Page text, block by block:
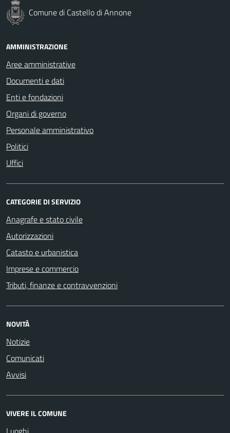
Comune di Castello di Annone
AMMINISTRAZIONE
Aree amministrative
Documenti e dati
Enti e fondazioni
Organi di governo
Personale amministrativo
Politici
Uffici
CATEGORIE DI SERVIZIO
Anagrafe e stato civile
Autorizzazioni
Catasto e urbanistica
Imprese e commercio
Tributi, finanze e contravvenzioni
NOVITÀ
Notizie
Comunicati
Avvisi
VIVERE IL COMUNE